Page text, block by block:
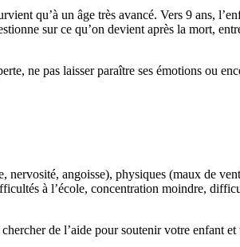
qu’à un âge très avancé. Vers 9 ans,
sur ce qu’on devient après la mort,
ne pas laisser paraître ses émotions ou
angoisse), physiques (maux de
à l’école, concentration moindre,
de l’aide pour soutenir votre enfant